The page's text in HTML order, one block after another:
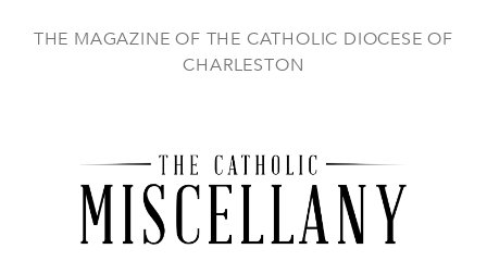
THE MAGAZINE OF THE CATHOLIC DIOCESE OF
CHARLESTON